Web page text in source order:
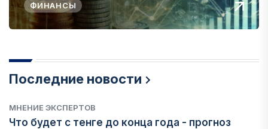
ФИНАНСЫ
Последние новости
МНЕНИЕ ЭКСПЕРТОВ
Что будет с тенге до конца года - прогноз